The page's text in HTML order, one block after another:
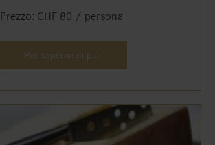
Prezzo: CHF 80 / persona
Per saperne di più